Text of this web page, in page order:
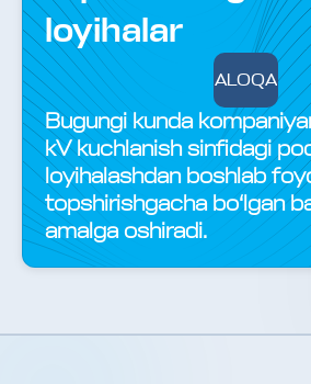
loyihalar
ALOQA
Bugungi kunda
kV kuchlanish sinfidagi
loyihalashdan boshlab
topshirishgacha bo‘lgan
amalga oshiradi.